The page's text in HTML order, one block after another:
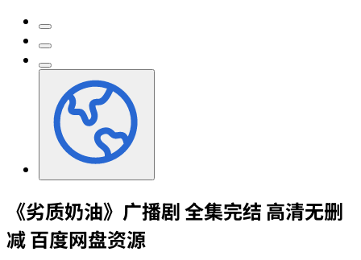
《劣质奶油》广播剧 全集完结 高清无删
减 百度网盘资源